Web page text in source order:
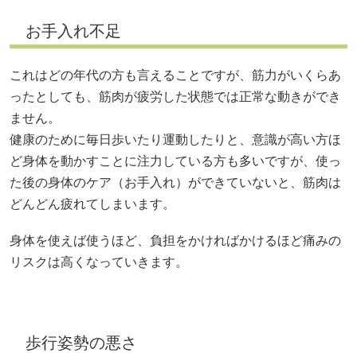
お手入れ不足
これはどの年代の方も言えることですが、筋力がいくらあ
ったとしても、筋肉が疲労した状態では正常な動きができ
ません。
健康のために毎日歩いたり運動したりと、意識が高い方ほ
ど身体を動かすことに注力している方も多いですが、使っ
た後の身体のケア（お手入れ）ができていないと、筋肉は
どんどん疲れてしまいます。
身体を使えば使うほど、負担をかければかけるほど痛みの
リスクは高くなっていきます。
歩行姿勢の悪さ